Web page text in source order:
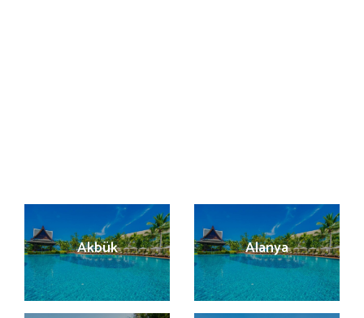
Akbük Alanya